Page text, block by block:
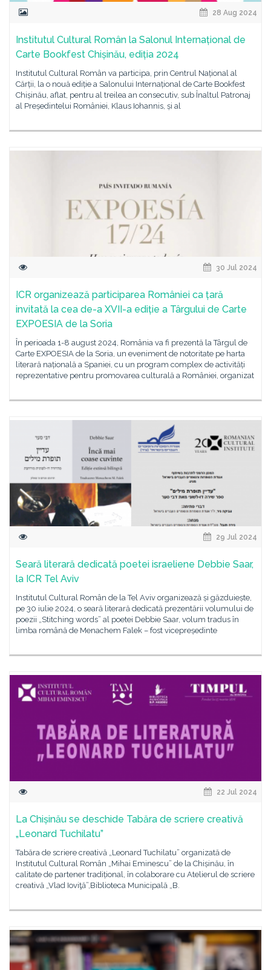
28 Aug 2024
Institutul Cultural Român la Salonul Internațional de
Carte Bookfest Chișinău, ediția 2024
Institutul Cultural Român va participa, prin Centrul Național al
Cărții, la o nouă ediție a Salonului Internațional de Carte Bookfest
Chișinău, aflat, pentru al treilea an consecutiv, sub Înaltul Patronaj
al Președintelui României, Klaus Iohannis, și al
30 Jul 2024
ICR organizează participarea României ca țară
invitată la cea de-a XVII-a ediție a Târgului de Carte
EXPOESIA de la Soria
În perioada 1-8 august 2024, România va fi prezentă la Târgul de
Carte EXPOESIA de la Soria, un eveniment de notoritate pe harta
literară națională a Spaniei, cu un program complex de activități
reprezentative pentru promovarea culturală a României, organizat
29 Jul 2024
Seară literară dedicată poetei israeliene Debbie Saar,
la ICR Tel Aviv
Institutul Cultural Român de la Tel Aviv organizează și găzduiește,
pe 30 iulie 2024, o seară literară dedicată prezentării volumului de
poezii „Stitching words” al poetei Debbie Saar, volum tradus în
limba română de Menachem Falek – fost vicepreședinte
22 Jul 2024
La Chișinău se deschide Tabăra de scriere creativă
„Leonard Tuchilatu”
Tabăra de scriere creativă „Leonard Tuchilatu” organizată de
Institutul Cultural Român „Mihai Eminescu” de la Chișinău, în
calitate de partener tradițional, în colaborare cu Atelierul de scriere
creativă „Vlad Ioviţă”,Biblioteca Municipală „B.